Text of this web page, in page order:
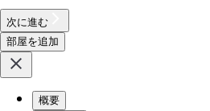
次に進む
部屋を追加
概要